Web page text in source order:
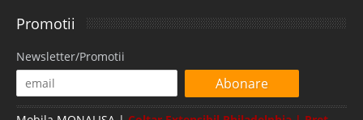
Promotii
Newsletter/Promotii
Abonare